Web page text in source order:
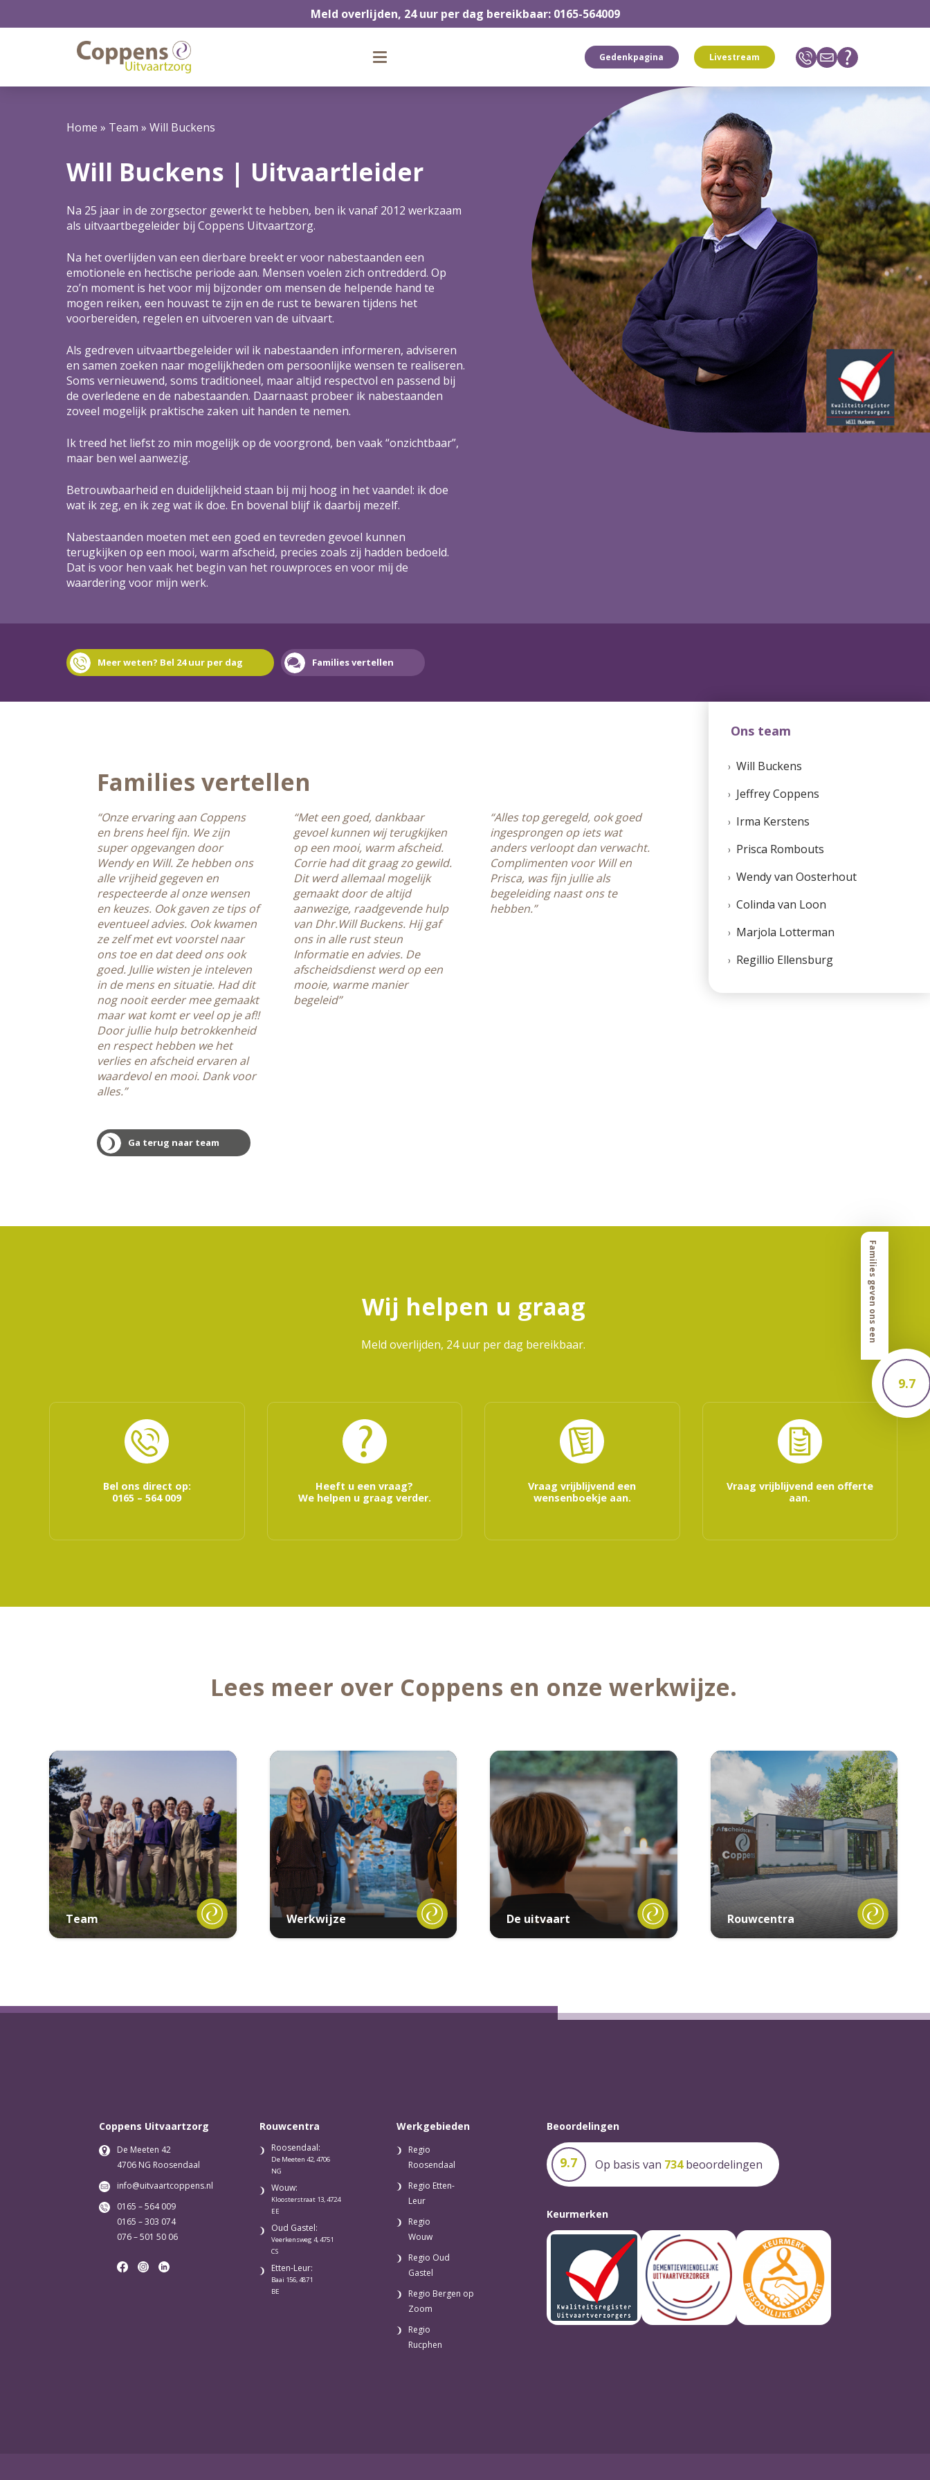
Meld overlijden, 24 uur per dag bereikbaar: 0165-564009
Gedenkpagina Livestream
Ons team
Will Buckens
Jeffrey Coppens
Irma Kerstens
Prisca Rombouts
Wendy van Oosterhout
Colinda van Loon
Marjola Lotterman
Regillio Ellensburg
Home » Team » Will Buckens
Will Buckens | Uitvaartleider
Na 25 jaar in de zorgsector gewerkt te hebben, ben ik vanaf 2012 werkzaam
als uitvaartbegeleider bij Coppens Uitvaartzorg.
Na het overlijden van een dierbare breekt er voor nabestaanden een
emotionele en hectische periode aan. Mensen voelen zich ontredderd. Op
zo’n moment is het voor mij bijzonder om mensen de helpende hand te
mogen reiken, een houvast te zijn en de rust te bewaren tijdens het
voorbereiden, regelen en uitvoeren van de uitvaart.
Als gedreven uitvaartbegeleider wil ik nabestaanden informeren, adviseren
en samen zoeken naar mogelijkheden om persoonlijke wensen te realiseren.
Soms vernieuwend, soms traditioneel, maar altijd respectvol en passend bij
de overledene en de nabestaanden. Daarnaast probeer ik nabestaanden
zoveel mogelijk praktische zaken uit handen te nemen.
Ik treed het liefst zo min mogelijk op de voorgrond, ben vaak “onzichtbaar”,
maar ben wel aanwezig.
Betrouwbaarheid en duidelijkheid staan bij mij hoog in het vaandel: ik doe
wat ik zeg, en ik zeg wat ik doe. En bovenal blijf ik daarbij mezelf.
Nabestaanden moeten met een goed en tevreden gevoel kunnen
terugkijken op een mooi, warm afscheid, precies zoals zij hadden bedoeld.
Dat is voor hen vaak het begin van het rouwproces en voor mij de
waardering voor mijn werk.
Meer weten? Bel 24 uur per dag Families vertellen
Families vertellen
“Onze ervaring aan Coppens
en brens heel fijn. We zijn
super opgevangen door
Wendy en Will. Ze hebben ons
alle vrijheid gegeven en
respecteerde al onze wensen
en keuzes. Ook gaven ze tips of
eventueel advies. Ook kwamen
ze zelf met evt voorstel naar
ons toe en dat deed ons ook
goed. Jullie wisten je inteleven
in de mens en situatie. Had dit
nog nooit eerder mee gemaakt
maar wat komt er veel op je af!!
Door jullie hulp betrokkenheid
en respect hebben we het
verlies en afscheid ervaren al
waardevol en mooi. Dank voor
alles.”
“Met een goed, dankbaar
gevoel kunnen wij terugkijken
op een mooi, warm afscheid.
Corrie had dit graag zo gewild.
Dit werd allemaal mogelijk
gemaakt door de altijd
aanwezige, raadgevende hulp
van Dhr.Will Buckens. Hij gaf
ons in alle rust steun
Informatie en advies. De
afscheidsdienst werd op een
mooie, warme manier
begeleid”
“Alles top geregeld, ook goed
ingesprongen op iets wat
anders verloopt dan verwacht.
Complimenten voor Will en
Prisca, was fijn jullie als
begeleiding naast ons te
hebben.”
Ga terug naar team
Wij helpen u graag
Meld overlijden, 24 uur per dag bereikbaar.
Bel ons direct op:
0165 – 564 009
Heeft u een vraag?
We helpen u graag verder.
Vraag vrijblijvend een
wensenboekje aan.
Vraag vrijblijvend een offerte
aan.
Lees meer over Coppens en onze werkwijze.
Team Werkwijze De uitvaart Rouwcentra
mei 22, 2019
Coppens Uitvaartzorg
De Meeten 42
4706 NG Roosendaal
info@uitvaartcoppens.nl
0165 – 564 009
0165 – 303 074
076 – 501 50 06
Rouwcentra
Roosendaal:
De Meeten 42, 4706
NG
Wouw:
Kloosterstraat 13, 4724
EE
Oud Gastel:
Veerkensweg 4, 4751
CS
Etten-Leur:
Baai 156, 4871
BE
Werkgebieden
Regio
Roosendaal
Regio Etten-
Leur
Regio
Wouw
Regio Oud
Gastel
Regio Bergen op
Zoom
Regio
Rucphen
Beoordelingen
Op basis van 734beoordelingen
9.7
Keurmerken
Kwaliteitsregister
Uitvaartverzorgers
Dementievriendelijke
Uitvaartverzorger
Lees meer
Families geven ons een
9.7